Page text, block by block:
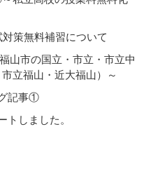
策無料補習について
山市の国立・市立・市立中
立福山・近大福山）～
記事①
しました。